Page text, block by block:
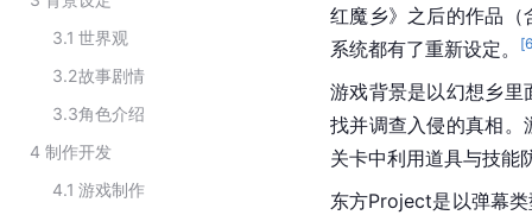
3.1 世界观
3.2故事剧情
3.3角色介绍
4 制作开发
4.1 游戏制作
红魔乡》之后的作品（
系统都有了重新设定。
[
游戏背景是以幻想乡
找并调查入侵的真相。
关卡中利用道具与技能
东方Project是以弹幕